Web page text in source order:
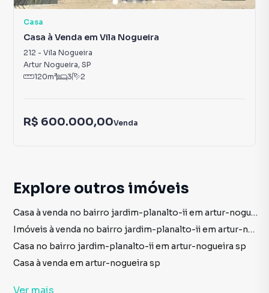
Casa
Casa à Venda em Vila Nogueira
212 - Vila Nogueira
Artur Nogueira, SP
120m² 3 2
R$ 600.000,00Venda
Explore outros imóveis
Casa à venda no bairro jardim-planalto-ii em artur-nogueira sp com 2 dormitórios
Imóveis à venda no bairro jardim-planalto-ii em artur-nogueira sp
Casa no bairro jardim-planalto-ii em artur-nogueira sp
Casa à venda em artur-nogueira sp
Ver mais